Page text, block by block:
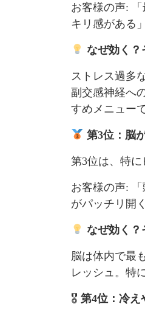
お客様の声:
キリ感がある」
なぜ効く？
ストレス過多
副交感神経へ
すめメニュー
第3位：脳
第3位は、特に
お客様の声:
がパッチリ開
なぜ効く？
脳は体内で最
レッシュ。特
🎖 第4位：冷え